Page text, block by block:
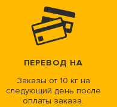
ПЕРЕВОД НА
Заказы от 10 кг на
следующий день после
оплаты заказа.